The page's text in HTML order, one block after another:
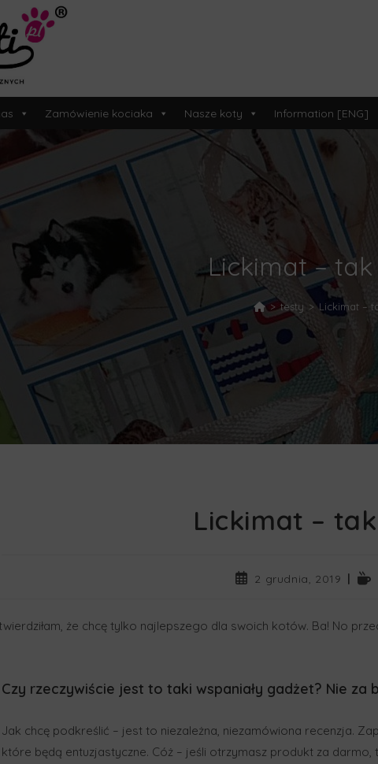
Zamówienie kociaka Nasze koty Information [ENG]
Lickimat – tak
> testy > Lickimat –
Lickimat –
2 grudnia, 2019
że chcę tylko najlepszego dla swoich kotów. Ba! No
Czy rzeczywiście jest to taki wspaniały gadżet? Nie za
Jak chcę podkreślić – jest to niezależna, niezamówiona recenzja.
które będą entuzjastyczne. Cóż – jeśli otrzymasz produkt za